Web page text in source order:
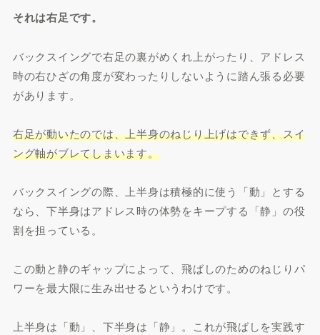
それは右足です。
バックスイングで右足の裏がめくれ上がったり、アドレス
時の右ひざの角度が変わったりしないように踏ん張る必要
があります。
右足が動いたのでは、上半身のねじり上げはできず、スイ
ング軸がブレてしまいます。
バックスイングの際、上半身は積極的に使う「動」とする
なら、下半身はアドレス時の体勢をキープする「静」の役
割を担っている。
この動と静のギャップによって、飛ばしのためのねじりパ
ワーを最大限に生み出せるというわけです。
上半身は「動」、下半身は「静」。これが飛ばしを実践す